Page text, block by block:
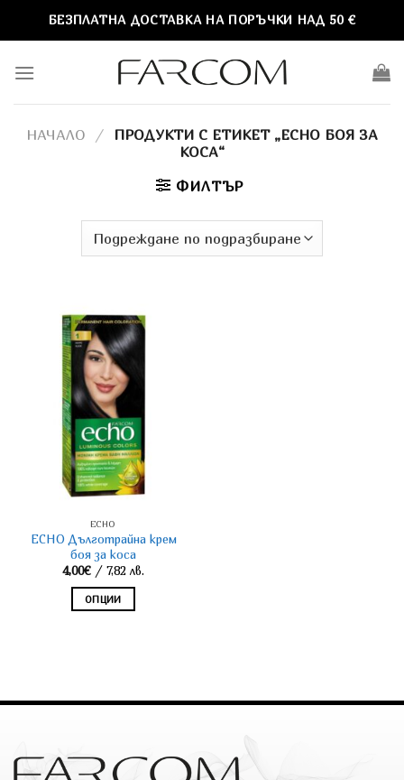
БЕЗПЛАТНА ДОСТАВКА НА ПОРЪЧКИ НАД 50 €
НАЧАЛО /
ПРОДУКТИ С ЕТИКЕТ „ECHO БОЯ ЗА
КОСА“
ФИЛТЪР
ECHO
ECHO Дълготрайна крем
боя за коса
4,00€ / 7,82 лв.
ОПЦИИ
multiple
options